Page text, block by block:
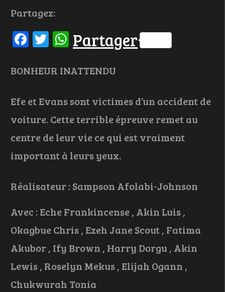
Partagez:
Facebook
Twitter
WhatsApp
Partager
BONHEUR INATTENDU
Efe et Evans sont victimes d’un accident de
voiture. Cette terrible épreuve remet au
centre de leur vie ce qui est vraiment
important à leurs yeux.
Réalisateur : Sampson Afolabi-Johnson
Avec : Eche Frankincense , Akin Luis ,
Okagbue Chris , Ezeh Jane Scout , Fatima
Akubor , Ify Brown , Harry Dorgu , Akin
Lewis , Roselyn Mekus , Elijah Ogann ,
Chukwurah Tonia